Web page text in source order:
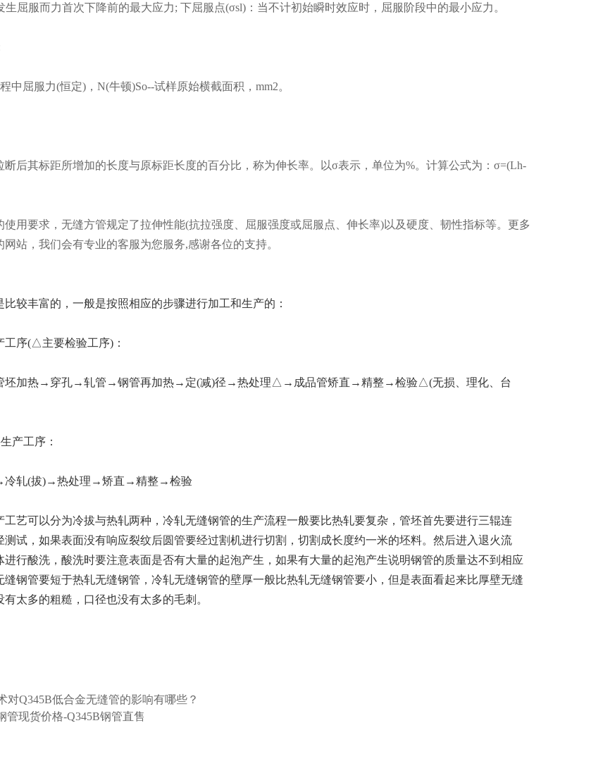
生屈服而力首次下降前的最大应力; 下屈服点(σsl)：当不计初始瞬时效应时，屈服阶段中的最小应力。
中屈服力(恒定)，N(牛顿)So--试样原始横截面积，mm2。
断后其标距所增加的长度与原标距长度的百分比，称为伸长率。以σ表示，单位为%。计算公式为：σ=(Lh-
使用要求，无缝方管规定了拉伸性能(抗拉强度、屈服强度或屈服点、伸长率)以及硬度、韧性指标等。更多
站，我们会有专业的客服为您服务,感谢各位的支持。
比较丰富的，一般是按照相应的步骤进行加工和生产的：
工序(△主要检验工序)：
坯加热→穿孔→轧管→钢管再加热→定(减)径→热处理△→成品管矫直→精整→检验△(无损、理化、台
产工序：
冷轧(拔)→热处理→矫直→精整→检验
工艺可以分为冷拔与热轧两种，冷轧无缝钢管的生产流程一般要比热轧要复杂，管坯首先要进行三辊连
测试，如果表面没有响应裂纹后圆管要经过割机进行切割，切割成长度约一米的坯料。然后进入退火流
进行酸洗，酸洗时要注意表面是否有大量的起泡产生，如果有大量的起泡产生说明钢管的质量达不到相应
缝钢管要短于热轧无缝钢管，冷轧无缝钢管的壁厚一般比热轧无缝钢管要小，但是表面看起来比厚壁无缝
太多的粗糙，口径也没有太多的毛刺。
对Q345B低合金无缝管的影响有哪些？
管现货价格-Q345B钢管直售